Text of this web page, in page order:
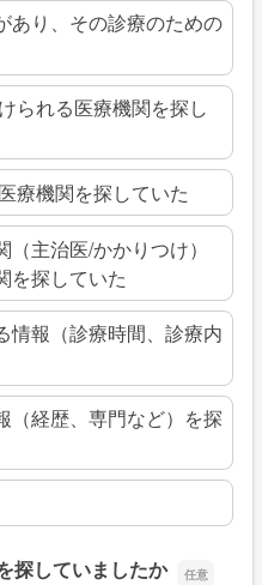
あり、その診療のための
られる医療機関を探し
療機関を探していた
主治医/かかりつけ）
を探していた
情報（診療時間、診療内
（経歴、専門など）を探
探していましたか